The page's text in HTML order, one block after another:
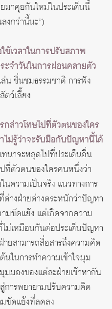
ยมาคุยกันใหม่ในประเด็นนี้
งกว่านี้นะ”)
ช้เวลาในการปรับสภาพ
ะจำวันในการผ่อนคลายตัว
ล่น ชื่นชมธรรมชาติ การฟัง
ตว์เลี้ยง
กล่าวโทษไปที่ตัวตนของใคร
ไม่รู้ว่าจะรับมือกับปัญหานี้ได้
นาจะหลุดไปที่ประเด็นอื่น
ที่ตัวตนของใครคนหนึ่งว่า
นความเป็นจริง แนวทางการ
ต่างฝ่ายต่างตระหนักว่าปัญหา
มขัดแย้ง แต่เกิดจากความ
ไม่เหมือนกันต่อประเด็นปัญหา
ยสามารถสื่อสารถึงความคิด
นในการทำความเข้าใจมุม
มองของแต่ละฝ่ายเข้าหากัน
การพยายามปรับความคิด
มขัดแย้งที่ลดลง